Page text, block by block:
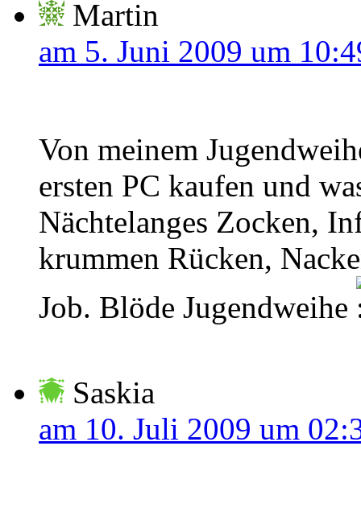
Martin
am 5. Juni 2009 um
Von meinem
ersten PC kaufen und
Nächtelanges Zocken,
krummen Rücken,
Job. Blöde Jugendweihe
Saskia
am 10. Juli 2009 um